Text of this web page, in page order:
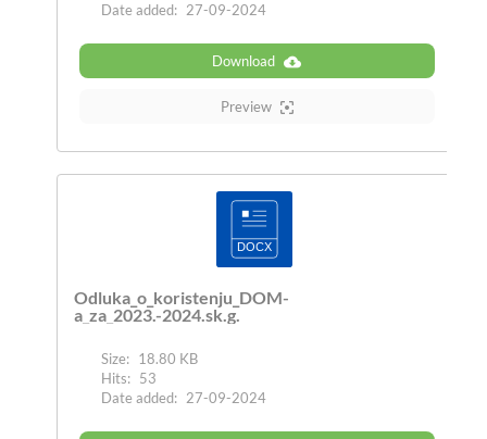
Date added: 27-09-2024
Download
Preview
Odluka_o_koristenju_DOM-
a_za_2023.-2024.sk.g.
Size: 18.80 KB
Hits: 53
Date added: 27-09-2024